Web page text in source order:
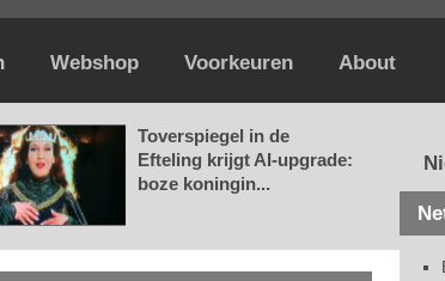
Webshop Voorkeuren About
Toverspiegel in de
Efteling krijgt AI-upgrade:
boze koningin...